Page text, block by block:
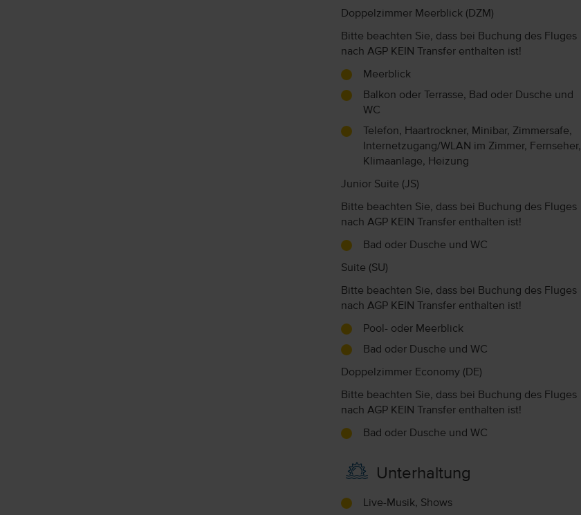
Doppelzimmer Meerblick (DZM)
Bitte beachten Sie, dass bei Buchung des Fluges
nach AGP KEIN Transfer enthalten ist!
Meerblick
Balkon oder Terrasse, Bad oder Dusche und
WC
Telefon, Haartrockner, Minibar, Zimmersafe,
Internetzugang/WLAN im Zimmer, Fernseher,
Klimaanlage, Heizung
Junior Suite (JS)
Bitte beachten Sie, dass bei Buchung des Fluges
nach AGP KEIN Transfer enthalten ist!
Bad oder Dusche und WC
Suite (SU)
Bitte beachten Sie, dass bei Buchung des Fluges
nach AGP KEIN Transfer enthalten ist!
Pool- oder Meerblick
Bad oder Dusche und WC
Doppelzimmer Economy (DE)
Bitte beachten Sie, dass bei Buchung des Fluges
nach AGP KEIN Transfer enthalten ist!
Bad oder Dusche und WC
Unterhaltung
Live-Musik, Shows